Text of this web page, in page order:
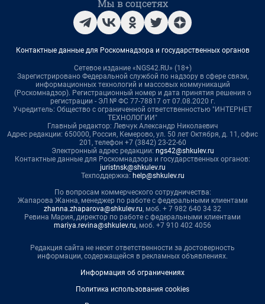
Мы в соцсетях
Контактные данные для Роскомнадзора и государственных органов
Сетевое издание «NGS42.RU» (18+)
Зарегистрировано Федеральной службой по надзору в сфере связи,
информационных технологий и массовых коммуникаций
(Роскомнадзор). Регистрационный номер и дата принятия решения о
регистрации - ЭЛ № ФС 77-78817 от 07.08.2020 г.
Учредитель: Общество с ограниченной ответственностью "ИНТЕРНЕТ
ТЕХНОЛОГИИ"
Главный редактор: Левчук Александр Николаевич
Адрес редакции: 650000, Россия, Кемерово, ул. 50 лет Октября, д. 11, офис
201, телефон +7 (3842) 23-22-60
Электронный адрес редакции: ngs42@shkulev.ru
Контактные данные для Роскомнадзора и государственных органов:
juristnsk@shkulev.ru
Техподдержка: help@shkulev.ru
По вопросам коммерческого сотрудничества:
Жапарова Жанна, менеджер по работе с федеральными клиентами
zhanna.zhaparova@shkulev.ru, моб. + 7 982 640 34 32
Ревина Мария, директор по работе с федеральными клиентами
mariya.revina@shkulev.ru, моб. +7 910 402 4056
Редакция сайта не несет ответственности за достоверность
информации, содержащейся в рекламных объявлениях.
Информация об ограничениях
Политика использования cookies